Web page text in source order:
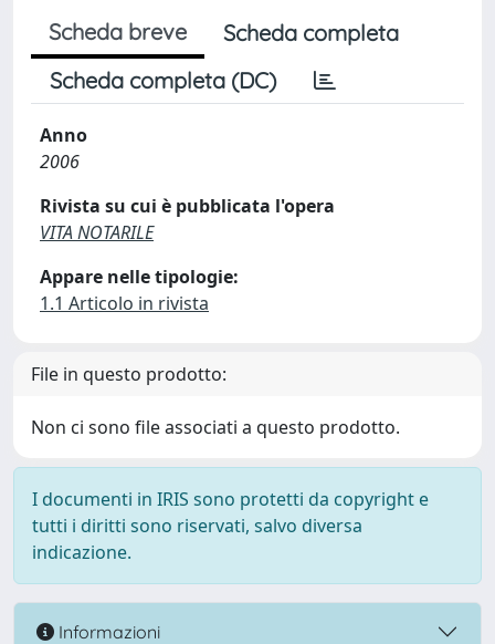
Scheda breve
Scheda completa
Scheda completa (DC)
Anno
2006
Rivista su cui è pubblicata l'opera
VITA NOTARILE
Appare nelle tipologie:
1.1 Articolo in rivista
File in questo prodotto:
Non ci sono file associati a questo prodotto.
I documenti in IRIS sono protetti da copyright e
tutti i diritti sono riservati, salvo diversa
indicazione.
Informazioni